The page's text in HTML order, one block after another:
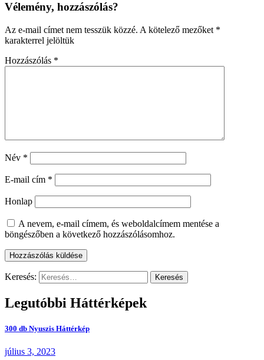
Vélemény, hozzászólás?
Az e-mail címet nem tesszük közzé. A kötelező mezőket *
karakterrel jelöltük
Hozzászólás *
Név *
E-mail cím *
Honlap
A nevem, e-mail címem, és weboldalcímem mentése a
böngészőben a következő hozzászólásomhoz.
Keresés:
Legutóbbi Háttérképek
300 db Nyuszis Háttérkép
július 3, 2023